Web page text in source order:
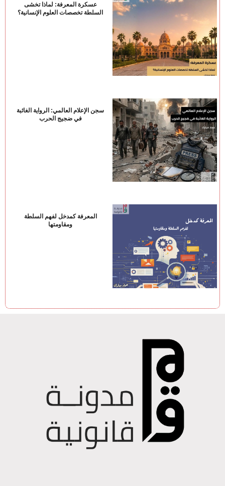
عسكرة المعرفة: لماذا تخشى
السلطة تخصصات العلوم الإنسانية؟
سجن الإعلام العالمي: الرواية الغائبة
في ضجيج الحرب
المعرفة كمدخل لفهم السلطة
ومقاومتها